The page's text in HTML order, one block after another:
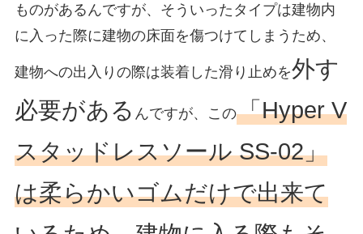
ものがあるんですが、そういったタイプは建物内
に入った際に建物の床面を傷つけてしまうため、
建物への出入りの際は装着した滑り止めを外す
必要がある んですが、この「Hyper V
スタッドレスソール SS-02」
は柔らかいゴムだけで出来て